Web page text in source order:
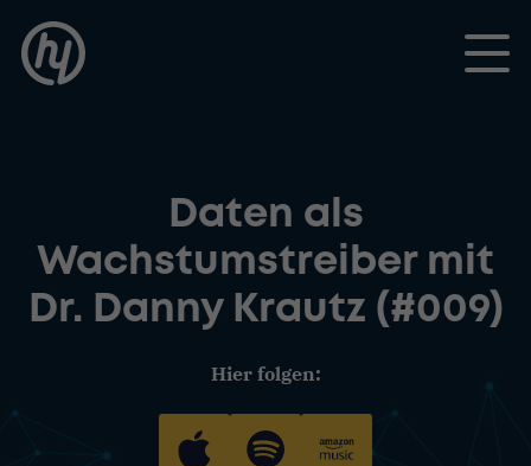
Toggle
Daten als
Wachstumstreiber mit
Dr. Danny Krautz (#009)
Hier folgen: